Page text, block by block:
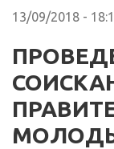
13/09/2018 -